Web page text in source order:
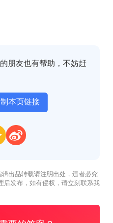
朋友也有帮助，不妨赶
本页链接
辑出品转载请注明出处，违者必究
后发布，如有侵权，请立刻联系我